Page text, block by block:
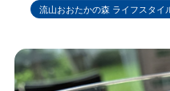
流山おおたかの森 ライフスタイ